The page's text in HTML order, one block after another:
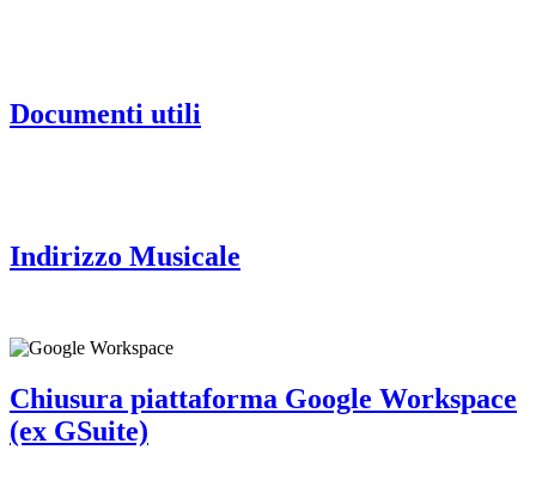
Documenti utili
Indirizzo Musicale
Chiusura piattaforma Google Workspace
(ex GSuite)